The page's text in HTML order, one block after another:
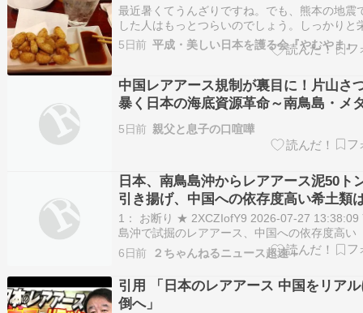
最近暑くてうんざりですね。でも、熊本の地震
した人はもっとつらいのでしょう。しっかりと
あるものをいただいて体調を崩さないようにし
ましょう。人間、体調管理が一番大切であり、
しょうね。美味しいものをおいしくいただけ…
5日前 平成・美しい日本を護る会『やむやま』
中国レアアース規制が裏目に！片山さ
暴く日本の海底資源革命～南鳥島・メ
イドレートの衝撃
5日前 親父と息子の口喧嘩
日本、南鳥島沖からレアアース泥50ト
引き揚げ、中国への依存度高い希土類
54％と判明、国産化に向け、1日350ト
き揚げへ | 50トンの54%じゃないんな
1： お断り ★ 2XCZIofY9 2026-07-27 13:38:09
島沖で試掘のレアアース、中国への依存度高い
重希土類」が５割強…将来の国産化と供給源の
に期待 海洋研究開発機構などは２４日、今年
鳥島（東京都）沖で試掘して回収に成功したレ
ス（…
6日前 ２ちゃんねるニュース超速＋
引用 「日本のレアアース 中国をリア
倒へ」